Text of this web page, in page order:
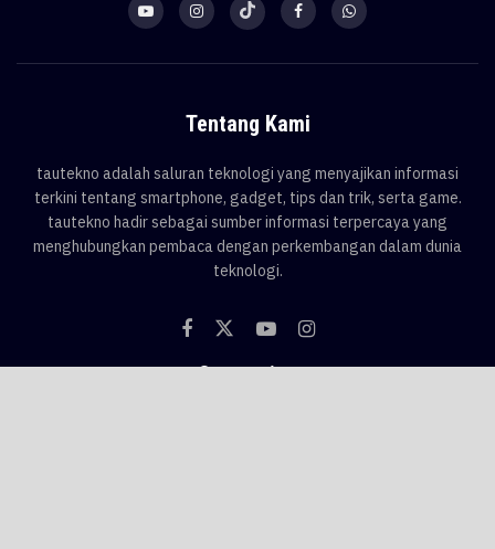
Tentang Kami
tautekno adalah saluran teknologi yang menyajikan informasi
terkini tentang smartphone, gadget, tips dan trik, serta game.
tautekno hadir sebagai sumber informasi terpercaya yang
menghubungkan pembaca dengan perkembangan dalam dunia
teknologi.
Categories